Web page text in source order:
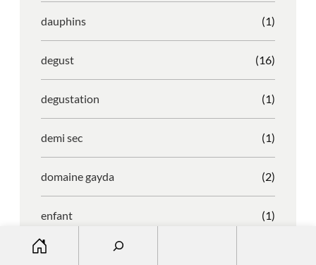
dauphins (1)
degust (16)
degustation (1)
demi sec (1)
domaine gayda (2)
enfant (1)
entreprise